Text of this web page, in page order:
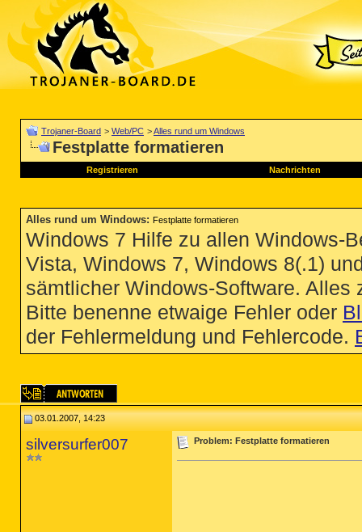
Trojaner-Board > Web/PC >Alles rund um Windows
Festplatte formatieren
Registrieren Nachrichten
Alles rund um Windows: Festplatte formatieren
Windows 7 Hilfe zu allen Windows-
Vista, Windows 7, Windows 8(.1)
sämtlicher Windows-Software.
Bitte benenne etwaige Fehler oder
der Fehlermeldung und Fehlercode.
03.01.2007, 14:23
silversurfer007 Problem: Festplatte formatieren